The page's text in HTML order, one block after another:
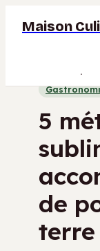
Maison
Gastronomie
5
de
terre